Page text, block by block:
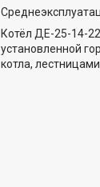
Котёл ДЕ-25-14-
установленной
котла,